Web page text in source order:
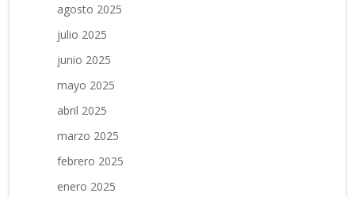
agosto 2025
julio 2025
junio 2025
mayo 2025
abril 2025
marzo 2025
febrero 2025
enero 2025